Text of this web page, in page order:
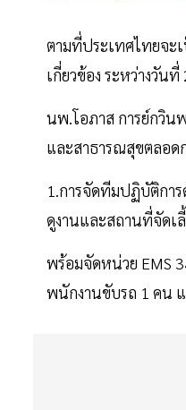
ตามที่ประเทศไทยจะ
เกี่ยวข้อง ระหว่างวัน
นพ.โอภาส การย์กวิน
และสาธารณสุขตลอด
1.การจัดทีมปฏิบัติกา
ดูงานและสถานที่จัดเ
พร้อมจัดหน่วย EMS
พนักงานขับรถ 1 คน